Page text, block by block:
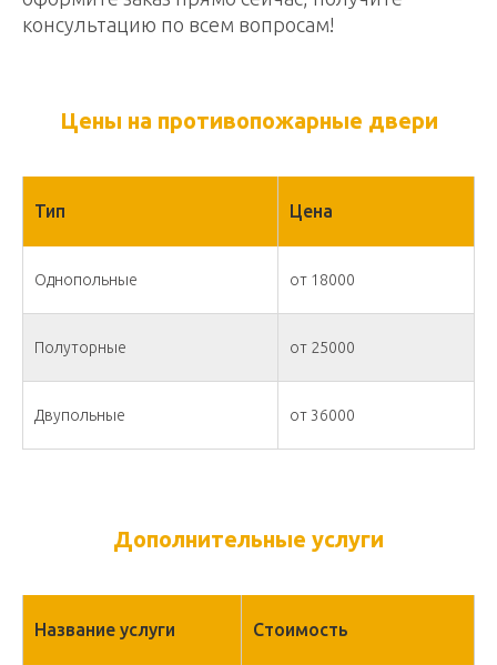
консультацию по всем вопросам!
Цены на противопожарные двери
Тип Цена
Однопольные от 18000
Полуторные от 25000
Двупольные от 36000
Дополнительные услуги
Название услуги Стоимость